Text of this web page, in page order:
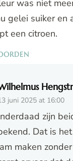
was niet
gelei suiker en
een citroen.
juni 2025 at 16:00
zijn
Dat is
maken